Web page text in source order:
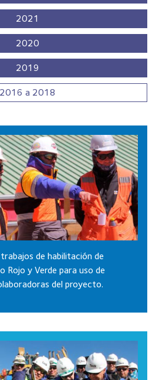
2021
2020
2019
2016 a 2018
de habilitación de
Rojo y Verde para uso de
del proyecto.